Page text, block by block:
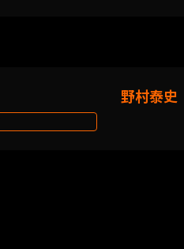
野村泰史